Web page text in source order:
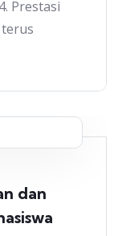
Prestasi
dan